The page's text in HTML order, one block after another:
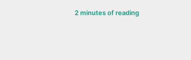
2 minutes of reading